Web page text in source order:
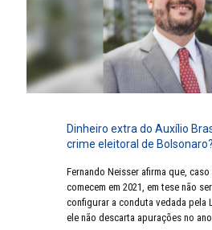
Dinheiro extra do Auxílio
crime eleitoral de Bolsonaro?
Fernando Neisser afirma que,
comecem em 2021, em tese não
configurar a conduta vedada pela
ele não descarta apurações no